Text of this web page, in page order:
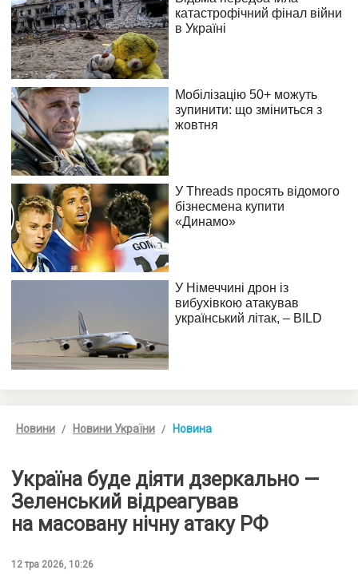
Новини Новини України Новина
Україна буде діяти дзеркально —
Зеленський відреагував
на масовану нічну атаку РФ
12 тра 2026, 10:26